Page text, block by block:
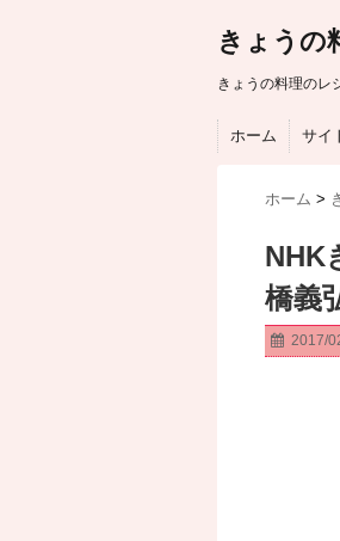
きょう
きょうの料理のレ
ホーム サイ
ホーム >
NHK
橋義
2017/